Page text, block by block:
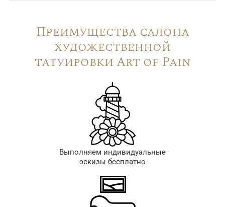
Преимущества салона
художественной
татуировки Art of Pain
Выполняем индивидуальные
эскизы бесплатно